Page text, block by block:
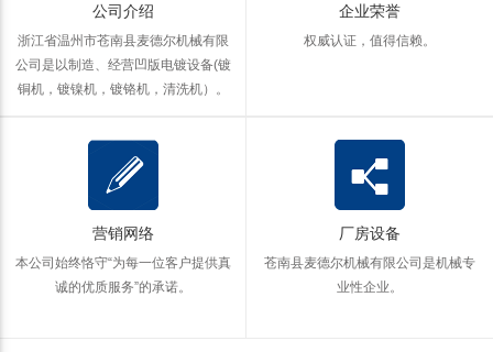
公司介绍
浙江省温州市苍南县麦德尔机械有限
公司是以制造、经营凹版电镀设备(镀
铜机，镀镍机，镀铬机，清洗机）。
企业荣誉
权威认证，值得信赖。
营销网络
本公司始终恪守“为每一位客户提供真
诚的优质服务”的承诺。
厂房设备
苍南县麦德尔机械有限公司是机械专
业性企业。